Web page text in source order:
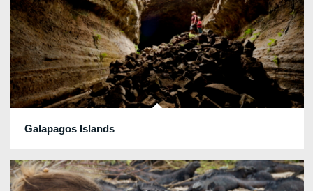
Galapagos Islands